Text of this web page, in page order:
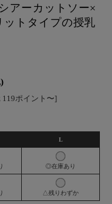
アーカットソー×
ットタイプの授乳
119ポイント〜]
L
◎在庫あり
△残りわずか